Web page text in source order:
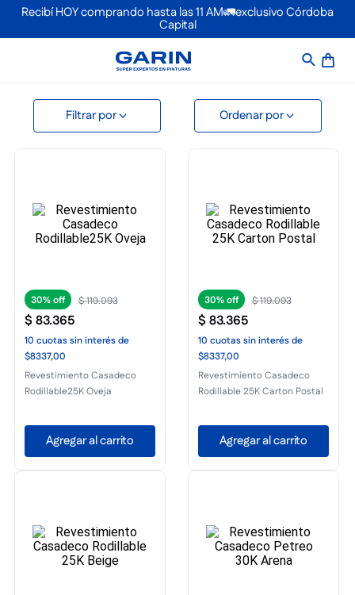
Recibí HOY comprando hasta las 11 AM🚛exclusivo Córdoba
Capital
Ordenar por
30% $119.093
$83.365
10 cuotassin interésde
$8337,00
Revestimiento Casadeco
Rodillable25K Oveja
Agregar al carrito
30% $119.093
$83.365
10 cuotassin interésde
$8337,00
Revestimiento Casadeco
Rodillable 25K Carton Postal
Agregar al carrito